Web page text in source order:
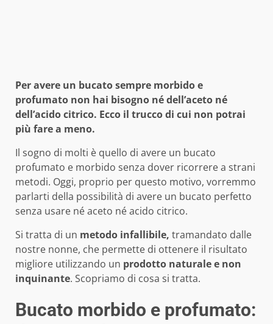
Per avere un bucato sempre morbido e
profumato non hai bisogno né dell’aceto né
dell’acido citrico. Ecco il trucco di cui non potrai
più fare a meno.
Il sogno di molti è quello di avere un bucato
profumato e morbido senza dover ricorrere a strani
metodi. Oggi, proprio per questo motivo, vorremmo
parlarti della possibilità di avere un bucato perfetto
senza usare né aceto né acido citrico.
Si tratta di un metodo infallibile, tramandato dalle
nostre nonne, che permette di ottenere il risultato
migliore utilizzando un prodotto naturale e non
inquinante. Scopriamo di cosa si tratta.
Bucato morbido e profumato: